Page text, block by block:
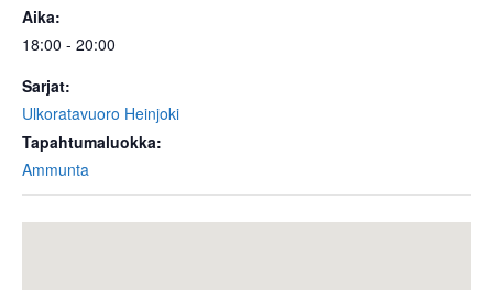
Aika:
18:00 - 20:00
Sarjat:
Ulkoratavuoro Heinjoki
Tapahtumaluokka:
Ammunta